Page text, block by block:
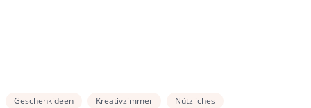
Geschenkideen Kreativzimmer Nützliches